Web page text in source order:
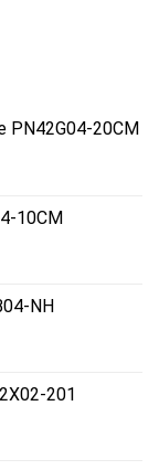
PN42G04-20CM
₫.
10CM
NH
201